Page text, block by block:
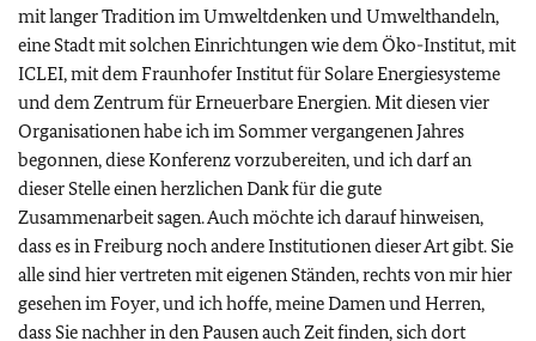
mit langer Tradition im Umweltdenken und Umwelthandeln,
eine Stadt mit solchen Einrichtungen wie dem Öko-Institut, mit
ICLEI, mit dem Fraunhofer Institut für Solare Energiesysteme
und dem Zentrum für Erneuerbare Energien. Mit diesen vier
Organisationen habe ich im Sommer vergangenen Jahres
begonnen, diese Konferenz vorzubereiten, und ich darf an
dieser Stelle einen herzlichen Dank für die gute
Zusammenarbeit sagen. Auch möchte ich darauf hinweisen,
dass es in Freiburg noch andere Institutionen dieser Art gibt. Sie
alle sind hier vertreten mit eigenen Ständen, rechts von mir hier
gesehen im Foyer, und ich hoffe, meine Damen und Herren,
dass Sie nachher in den Pausen auch Zeit finden, sich dort